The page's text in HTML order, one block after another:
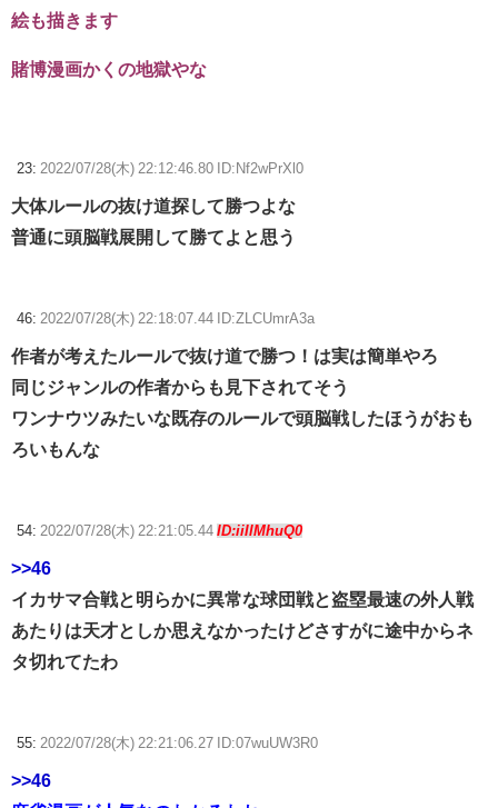
絵も描きます
賭博漫画かくの地獄やな
23: 2022/07/28(木) 22:12:46.80 ID:Nf2wPrXl0
大体ルールの抜け道探して勝つよな
普通に頭脳戦展開して勝てよと思う
46: 2022/07/28(木) 22:18:07.44 ID:ZLCUmrA3a
作者が考えたルールで抜け道で勝つ！は実は簡単やろ
同じジャンルの作者からも見下されてそう
ワンナウツみたいな既存のルールで頭脳戦したほうがおも
ろいもんな
54: 2022/07/28(木) 22:21:05.44 ID:iiIlMhuQ0
>>46
イカサマ合戦と明らかに異常な球団戦と盗塁最速の外人戦
あたりは天才としか思えなかったけどさすがに途中からネ
タ切れてたわ
55: 2022/07/28(木) 22:21:06.27 ID:07wuUW3R0
>>46